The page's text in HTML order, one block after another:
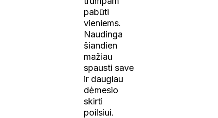
pabūti
vieniems.
Naudinga
šiandien
mažiau
spausti save
ir daugiau
dėmesio
skirti
poilsiui.